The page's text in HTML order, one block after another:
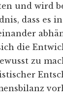
und wird
dass es
die
zu